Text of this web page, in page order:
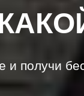
и получи